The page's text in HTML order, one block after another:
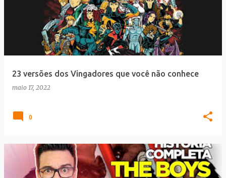
23 versões dos Vingadores que você não conhece
maio 17, 2022
0